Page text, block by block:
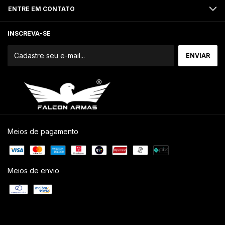
ENTRE EM CONTATO
INSCREVA-SE
Meios de pagamento
Meios de envio